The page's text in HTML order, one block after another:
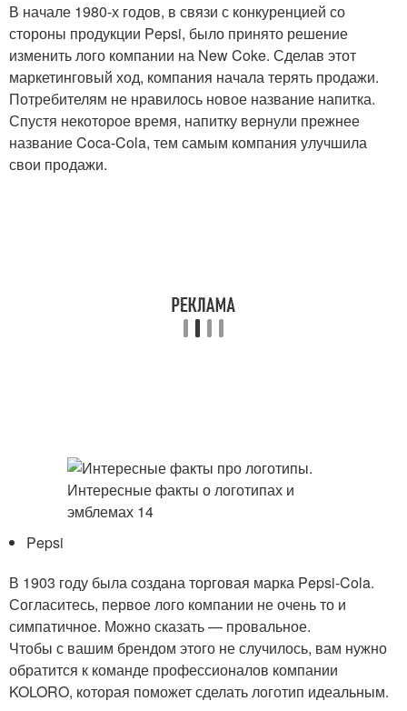
В начале 1980-х годов, в связи с конкуренцией со
стороны продукции Pepsi, было принято решение
изменить лого компании на New Coke. Сделав этот
маркетинговый ход, компания начала терять продажи.
Потребителям не нравилось новое название напитка.
Спустя некоторое время, напитку вернули прежнее
название Coca-Cola, тем самым компания улучшила
свои продажи.
Pepsi
В 1903 году была создана торговая марка Pepsi-Cola.
Согласитесь, первое лого компании не очень то и
симпатичное. Можно сказать — провальное.
Чтобы с вашим брендом этого не случилось, вам нужно
обратится к команде профессионалов компании
KOLORO, которая поможет сделать логотип идеальным.